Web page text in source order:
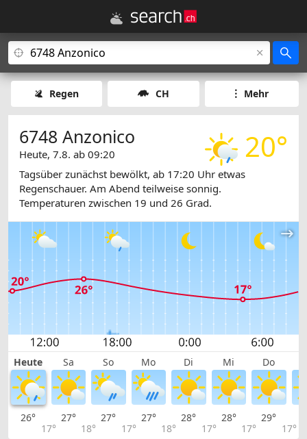
Regen CH Mehr
20°
6748 Anzonico
Heute, 7.8. ab 09:20
Tagsüber zunächst bewölkt, ab 17:20 Uhr etwas
Regenschauer. Am Abend teilweise sonnig.
Temperaturen zwischen 19 und 26 Grad.
Heute Sa So Mo Di Mi Do
26°
17°
27°
18°
27°
17°
27°
18°
28°
17°
28°
17°
29°
17°